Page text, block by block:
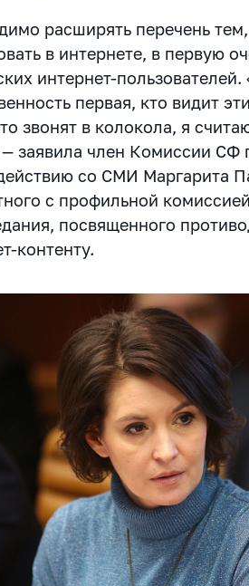
расширять перечень
в интернете, в первую
интернет-пользователей.
первая, кто видит
звонят в колокола, я
— заявила член Комиссии СФ
со СМИ Маргарита
с профильной
посвященного
контенту.